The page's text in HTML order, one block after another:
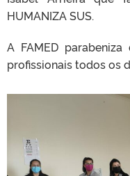
HUMANIZA SUS.
A FAMED
profissionais todos os